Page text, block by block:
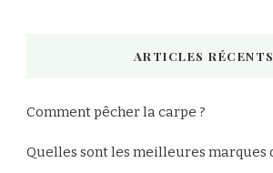
ARTICLES RÉCENTS
Comment pêcher la carpe ?
Quelles sont les meilleures marques